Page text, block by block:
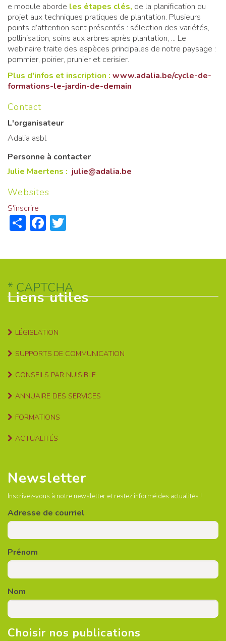
e module aborde les étapes clés, de la planification du
projet aux techniques pratiques de plantation. Plusieurs
points d’attention sont présentés : sélection des variétés,
pollinisation, soins aux arbres après plantation, ... Le
webinaire traite des espèces principales de notre paysage :
pommier, poirier, prunier et cerisier.
Plus d'infos et inscription : www.adalia.be/cycle-de-
formations-le-jardin-de-demain
Contact
L'organisateur
Adalia asbl
Personne à contacter
Julie Maertens : julie@adalia.be
Websites
S'inscrire
ShareFacebook
Liens utiles
LÉGISLATION
SUPPORTS DE COMMUNICATION
CONSEILS PAR NUISIBLE
ANNUAIRE DES SERVICES
FORMATIONS
ACTUALITÉS
Newsletter
Inscrivez-vous à notre newsletter et restez informé des actualités !
Adresse de courriel
Prénom
Nom
Choisir nos publications
CAPTCHA